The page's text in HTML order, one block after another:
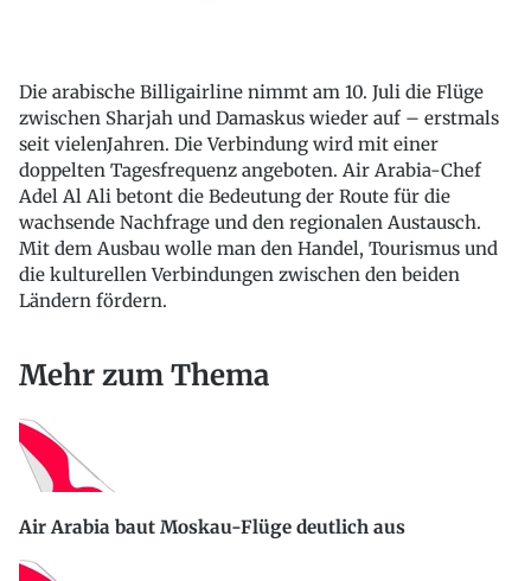
Die arabische Billigairline nimmt am 10. Juli die Flüge
zwischen Sharjah und Damaskus wieder auf – erstmals
seit vielenJahren. Die Verbindung wird mit einer
doppelten Tagesfrequenz angeboten. Air Arabia-Chef
Adel Al Ali betont die Bedeutung der Route für die
wachsende Nachfrage und den regionalen Austausch.
Mit dem Ausbau wolle man den Handel, Tourismus und
die kulturellen Verbindungen zwischen den beiden
Ländern fördern.
Mehr zum Thema
Air Arabia baut Moskau-Flüge deutlich aus